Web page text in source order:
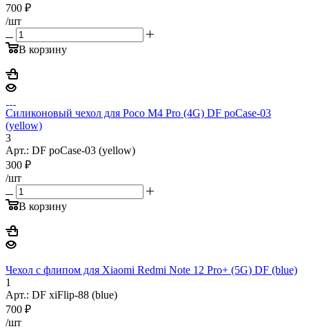
700 ₽
/шт
В корзину
Силиконовый чехол для Poco M4 Pro (4G) DF poCase-03
(yellow)
3
Арт.: DF poCase-03 (yellow)
300 ₽
/шт
В корзину
Чехол с флипом для Xiaomi Redmi Note 12 Pro+ (5G) DF (blue)
1
Арт.: DF xiFlip-88 (blue)
700 ₽
/шт